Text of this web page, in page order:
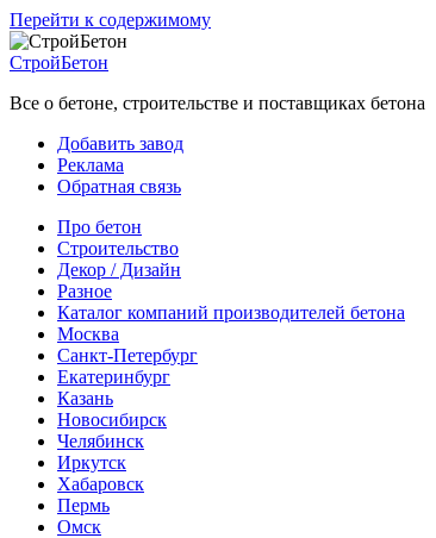
Перейти к содержимому
СтройБетон
Все о бетоне, строительстве и поставщиках бетона
Добавить завод
Реклама
Обратная связь
Про бетон
Строительство
Декор / Дизайн
Разное
Каталог компаний производителей бетона
Москва
Санкт-Петербург
Екатеринбург
Казань
Новосибирск
Челябинск
Иркутск
Хабаровск
Пермь
Омск